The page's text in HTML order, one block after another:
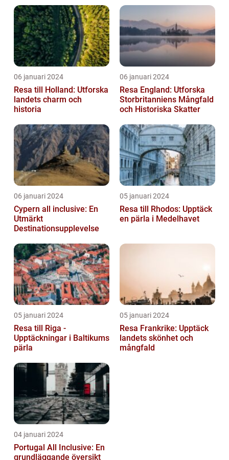
06 januari 2024
Resa till Holland: Utforska
landets charm och
historia
06 januari 2024
Resa England: Utforska
Storbritanniens Mångfald
och Historiska Skatter
06 januari 2024
Cypern all inclusive: En
Utmärkt
Destinationsupplevelse
05 januari 2024
Resa till Rhodos: Upptäck
en pärla i Medelhavet
05 januari 2024
Resa till Riga -
Upptäckningar i Baltikums
pärla
05 januari 2024
Resa Frankrike: Upptäck
landets skönhet och
mångfald
04 januari 2024
Portugal All Inclusive: En
grundläggande översikt